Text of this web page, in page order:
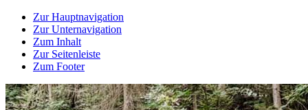
Zur Hauptnavigation
Zur Unternavigation
Zum Inhalt
Zur Seitenleiste
Zum Footer